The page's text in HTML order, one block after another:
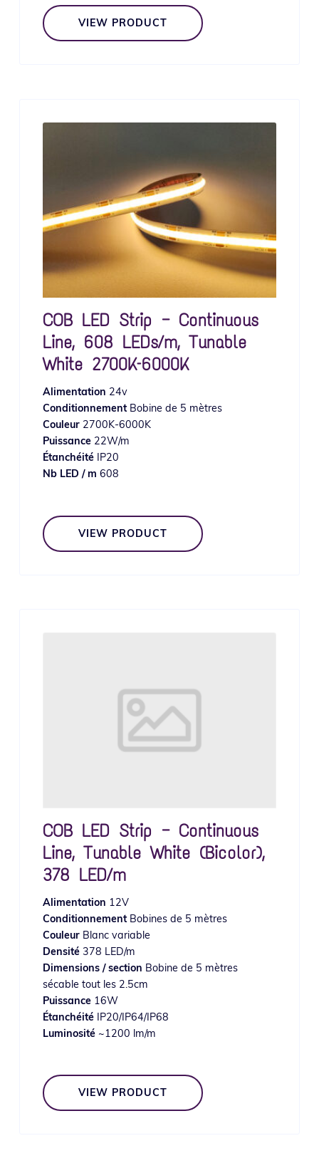
VIEW PRODUCT
COB LED Strip — Continuous
Line, 608 LEDs/m, Tunable
White 2700K–6000K
Alimentation 24v
ConditionnementBobine de 5 mètres
Couleur2700K-6000K
Puissance22W/m
ÉtanchéitéIP20
Nb LED / m 608
VIEW PRODUCT
COB LED Strip — Continuous
Line, Tunable White (Bicolor),
378 LED/m
Alimentation 12V
ConditionnementBobines de 5 mètres
CouleurBlanc variable
Densité378 LED/m
Dimensions / section Bobine de 5 mètres
sécable tout les 2.5cm
Puissance16W
ÉtanchéitéIP20/IP64/IP68
Luminosité~1200 lm/m
VIEW PRODUCT